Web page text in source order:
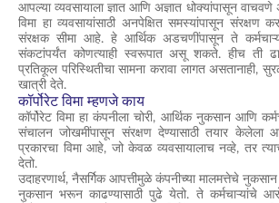
आपल्या व्यवसायाला ज्ञात आणि अज्ञात धोक्यांपासून
विमा हा व्यवसायांसाठी अनपेक्षित समस्यांपासून संरक्षण
संरक्षक सीमा आहे. हे आर्थिक अडचणींपासून ते
संकटांपर्यंत कोणत्याही स्वरूपात असू शकते. हीच ती
प्रतिकूल परिस्थितीचा सामना करावा लागत असतानाही,
खात्री देते.
कॉर्पोरेट विमा म्हणजे काय
कॉर्पोरेट विमा हा कंपनीला चोरी, आर्थिक नुकसान आणि
संचालन जोखमींपासून संरक्षण देण्यासाठी तयार केलेला
प्रकारचा विमा आहे, जो केवळ व्यवसायालाच नव्हे, तर
देतो.
उदाहरणार्थ, नैसर्गिक आपत्तीमुळे कंपनीच्या मालमत्तेचे नुकसान
नुकसान भरून काढण्यासाठी पुढे येतो. ते कर्मचाऱ्यांचे